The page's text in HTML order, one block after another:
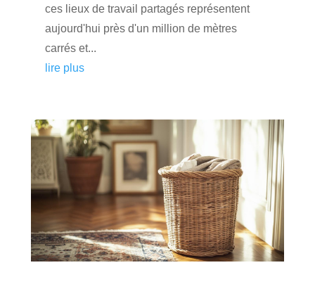
ces lieux de travail partagés représentent
aujourd'hui près d'un million de mètres
carrés et...
lire plus